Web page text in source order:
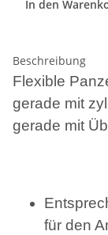
In den
Beschreibung
Flexible
gerade mit
gerade mit
für den